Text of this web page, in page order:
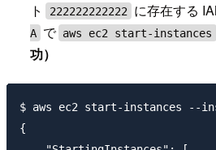
ト
222222222222 に存在する
A で aws ec2 start-instances
功）
$ aws ec2 start-instances --
{